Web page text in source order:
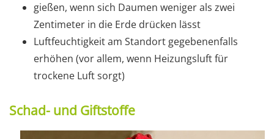
gießen, wenn sich Daumen weniger als zwei
Zentimeter in die Erde drücken lässt
Luftfeuchtigkeit am Standort gegebenenfalls
erhöhen (vor allem, wenn Heizungsluft für
trockene Luft sorgt)
Schad- und Giftstoffe